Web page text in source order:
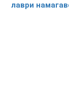
лаври